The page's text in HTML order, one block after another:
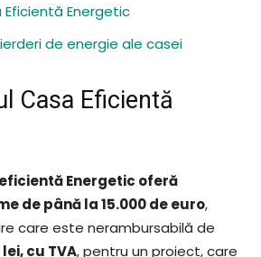
Energetic
de energie ale casei
Casa Eficientă
Energetic oferă
de până la 15.000 de euro,
care este nerambursabilă de
cu TVA, pentru un proiect, care